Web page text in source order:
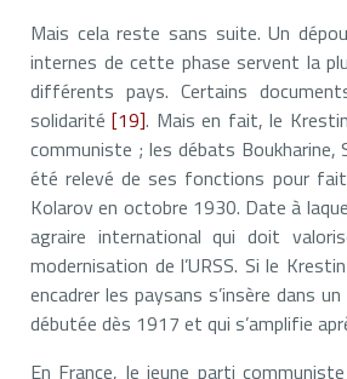
Mais cela reste sans suite. Un
internes de cette phase servent la
différents pays. Certains
solidarité[19]. Mais en fait, le
communiste ; les débats Boukharine,
été relevé de ses fonctions pour
Kolarov en octobre 1930. Date à
agraire international qui doit
modernisation de l’URSS. Si le
encadrer les paysans s’insère dans
débutée dès 1917 et qui s’amplifie
En France, le jeune parti